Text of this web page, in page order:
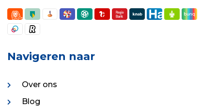
Navigeren naar
Over ons
Blog